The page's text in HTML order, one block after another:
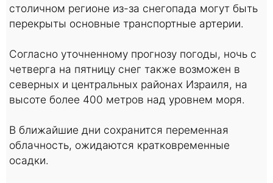
столичном регионе из-за снегопада могут быть
перекрыты основные транспортные артерии.
Согласно уточненному прогнозу погоды, ночь с
четверга на пятницу снег также возможен в
северных и центральных районах Израиля, на
высоте более 400 метров над уровнем моря.
В ближайшие дни сохранится переменная
облачность, ожидаются кратковременные
осадки.